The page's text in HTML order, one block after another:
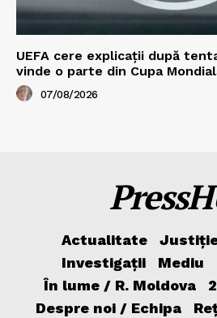
UEFA cere explicații după
vinde o parte din Cupa
07/08/2026
Actualitate
Investigații
Mediu
În lume / R. Moldova
Despre noi / Echipa